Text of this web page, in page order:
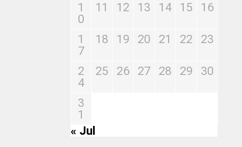
1
0
11 12 13 14 15 16
1
7
18 19 20 21 22 23
2
4
25 26 27 28 29 30
3
1
« Jul